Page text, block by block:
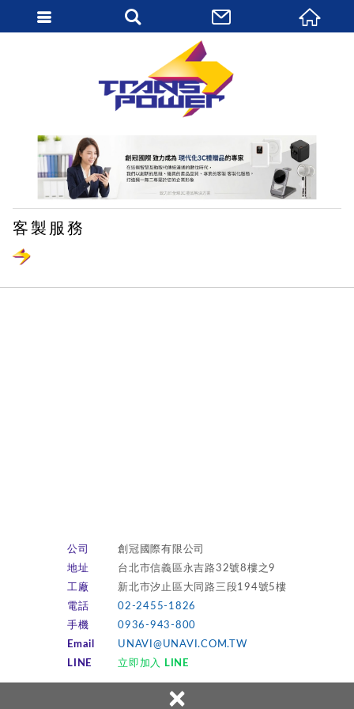
×
客製服務
公司
創冠國際有限公司
地址
台北市信義區永吉路32號8樓之9
工廠
新北市汐止區大同路三段194號5樓
電話
02-2455-1826
手機
0936-943-800
Email
UNAVI@UNAVI.COM.TW
LINE
立即加入 LINE
繁體中文